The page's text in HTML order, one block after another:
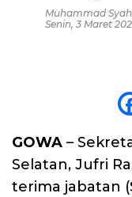
Muhammad
Senin, 3 Maret
GOWA –
Selatan, Jufri
terima jabatan